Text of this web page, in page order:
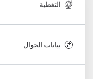
التغطية
بيانات الجوال